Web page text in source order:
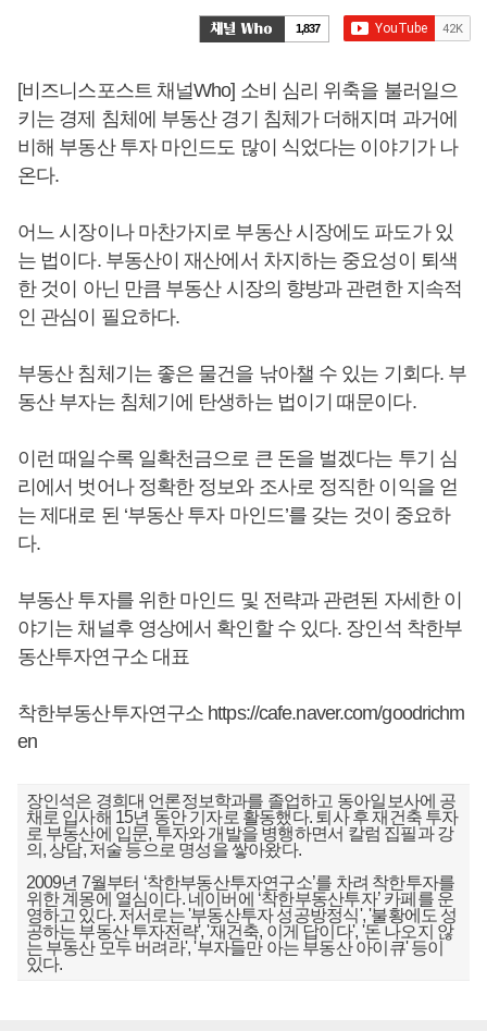
1,837
[비즈니스포스트 채널Who] 소비 심리 위축을 불러일으
키는 경제 침체에 부동산 경기 침체가 더해지며 과거에
비해 부동산 투자 마인드도 많이 식었다는 이야기가 나
온다.
어느 시장이나 마찬가지로 부동산 시장에도 파도가 있
는 법이다. 부동산이 재산에서 차지하는 중요성이 퇴색
한 것이 아닌 만큼 부동산 시장의 향방과 관련한 지속적
인 관심이 필요하다.
부동산 침체기는 좋은 물건을 낚아챌 수 있는 기회다. 부
동산 부자는 침체기에 탄생하는 법이기 때문이다.
이런 때일수록 일확천금으로 큰 돈을 벌겠다는 투기 심
리에서 벗어나 정확한 정보와 조사로 정직한 이익을 얻
는 제대로 된 ‘부동산 투자 마인드’를 갖는 것이 중요하
다.
부동산 투자를 위한 마인드 및 전략과 관련된 자세한 이
야기는 채널후 영상에서 확인할 수 있다. 장인석 착한부
동산투자연구소 대표
착한부동산투자연구소 https://cafe.naver.com/goodrichm
en
장인석은 경희대 언론정보학과를 졸업하고 동아일보사에 공
채로 입사해 15년 동안 기자로 활동했다. 퇴사 후 재건축 투자
로 부동산에 입문, 투자와 개발을 병행하면서 칼럼 집필과 강
의, 상담, 저술 등으로 명성을 쌓아왔다.
2009년 7월부터 ‘착한부동산투자연구소’를 차려 착한투자를
위한 계몽에 열심이다. 네이버에 ‘착한부동산투자’ 카페를 운
영하고 있다. 저서로는 '부동산투자 성공방정식', '불황에도 성
공하는 부동산 투자전략', '재건축, 이게 답이다', '돈 나오지 않
는 부동산 모두 버려라', '부자들만 아는 부동산 아이큐' 등이
있다.